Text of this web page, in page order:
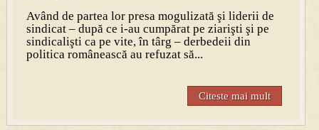
Având de partea lor presa mogulizată şi liderii de
sindicat – după ce i-au cumpărat pe ziarişti şi pe
sindicalişti ca pe vite, în târg – derbedeii din
politica românească au refuzat să...
Citeste mai mult